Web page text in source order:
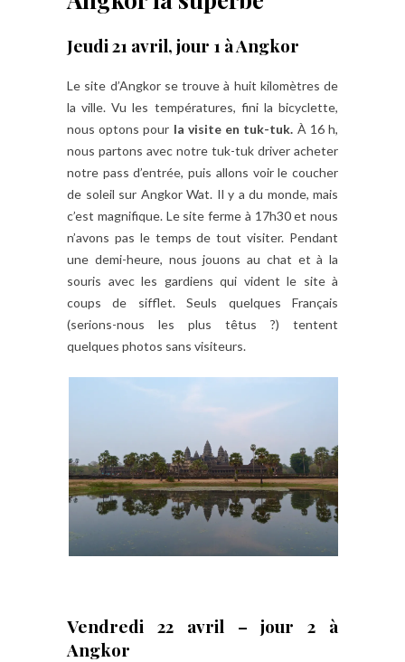
Jeudi 21 avril, jour 1 à Angkor
Le site d’Angkor se trouve à huit kilomètres de
la ville. Vu les températures, fini la bicyclette,
nous optons pour la visite en tuk-tuk. À 16 h,
nous partons avec notre tuk-tuk driver acheter
notre pass d’entrée, puis allons voir le coucher
de soleil sur Angkor Wat. Il y a du monde, mais
c’est magnifique. Le site ferme à 17h30 et nous
n’avons pas le temps de tout visiter. Pendant
une demi-heure, nous jouons au chat et à la
souris avec les gardiens qui vident le site à
coups de sifflet. Seuls quelques Français
(serions-nous les plus têtus ?) tentent
quelques photos sans visiteurs.
Vendredi 22 avril – jour 2 à
Angkor